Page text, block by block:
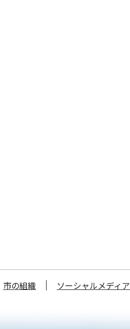
市の組織 ソーシャルメディア